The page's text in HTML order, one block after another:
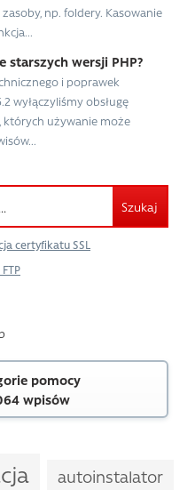
np. foldery. Kasowanie
starszych wersji PHP?
i poprawek
wyłączyliśmy obsługę
których używanie może
Szukaj
certyfikatu SSL
pomocy
wpisów
autoinstalator